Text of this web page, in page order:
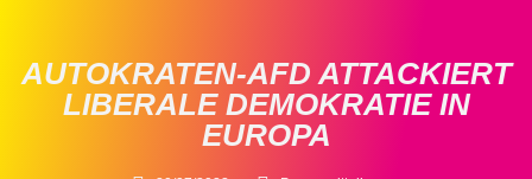
AUTOKRATEN-AFD ATTACKIERT
LIBERALE DEMOKRATIE IN
EUROPA